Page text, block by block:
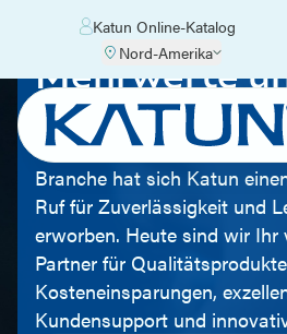
Katun Online-Katalog
Nord-Amerika
Mehrwerte
Einblicke
Mit jahrzehntelanger
Branche hat sich Katun
Ruf für Zuverlässigkeit und
erworben. Heute sind wir Ihr
Partner für
Kosteneinsparungen,
Kundensupport und